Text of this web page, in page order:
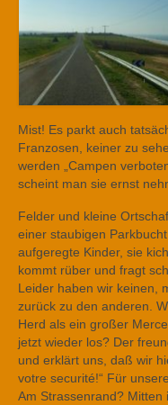
Mist! Es parkt auch
Franzosen, keiner zu
werden „Campen
scheint man sie ernst
Felder und kleine
einer staubigen
aufgeregte Kinder, sie
kommt rüber und fragt
Leider haben wir keinen,
zurück zu den anderen.
Herd als ein großer
jetzt wieder los? Der
und erklärt uns, daß wir
votre securité!“ Für
Am Strassenrand? Mitten